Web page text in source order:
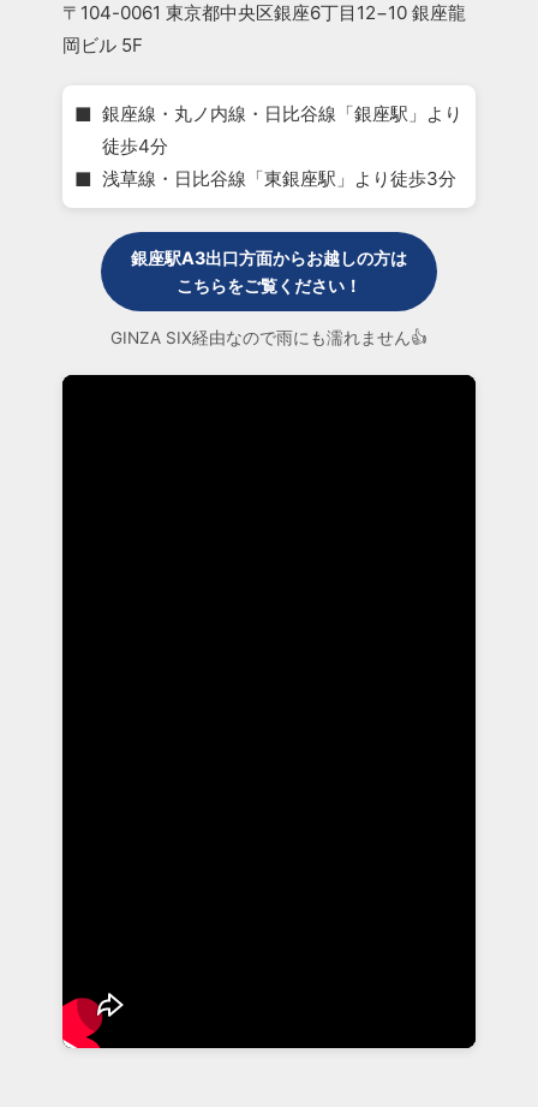
〒104-0061 東京都中央区銀座6丁目12−10 銀座龍
岡ビル 5F
■ 銀座線・丸ノ内線・日比谷線「銀座駅」より
徒歩4分
■ 浅草線・日比谷線「東銀座駅」より徒歩3分
銀座駅A3出口方面からお越しの方は
こちらをご覧ください！
GINZA SIX経由なので雨にも濡れません👍